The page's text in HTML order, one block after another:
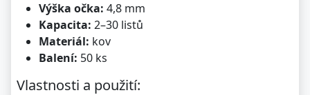
Výška očka: 4,8 mm
Kapacita: 2–30 listů
Materiál: kov
Balení: 50 ks
Vlastnosti a použití: